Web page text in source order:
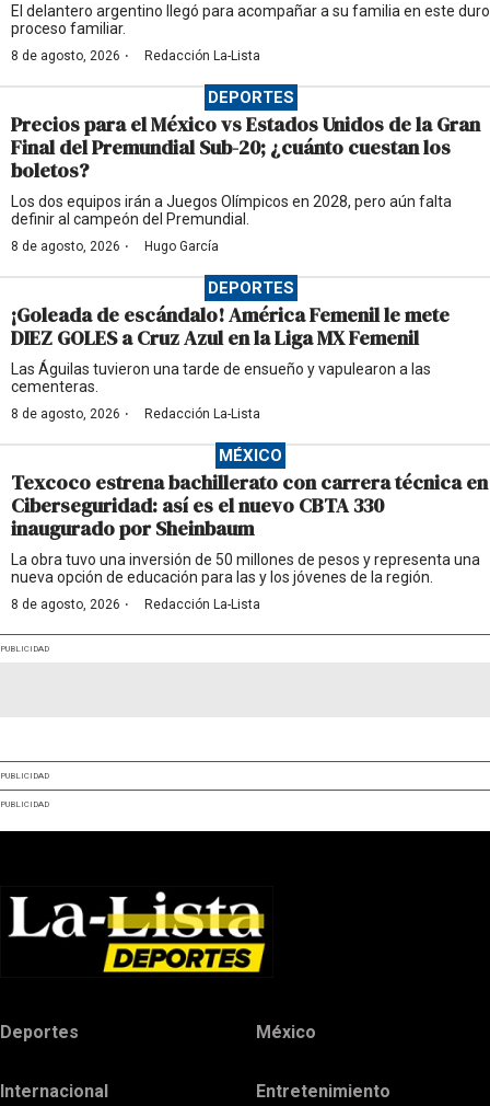
El delantero argentino llegó para acompañar a su familia en este duro
proceso familiar.
8 de agosto, 2026 · Redacción La-Lista
DEPORTES
Precios para el México vs Estados Unidos de la Gran
Final del Premundial Sub-20; ¿cuánto cuestan los
boletos?
Los dos equipos irán a Juegos Olímpicos en 2028, pero aún falta
definir al campeón del Premundial.
8 de agosto, 2026 · Hugo García
DEPORTES
¡Goleada de escándalo! América Femenil le mete
DIEZ GOLES a Cruz Azul en la Liga MX Femenil
Las Águilas tuvieron una tarde de ensueño y vapulearon a las
cementeras.
8 de agosto, 2026 · Redacción La-Lista
MÉXICO
Texcoco estrena bachillerato con carrera técnica en
Ciberseguridad: así es el nuevo CBTA 330
inaugurado por Sheinbaum
La obra tuvo una inversión de 50 millones de pesos y representa una
nueva opción de educación para las y los jóvenes de la región.
8 de agosto, 2026 · Redacción La-Lista
PUBLICIDAD
PUBLICIDAD
PUBLICIDAD
Deportes México
Internacional Entretenimiento